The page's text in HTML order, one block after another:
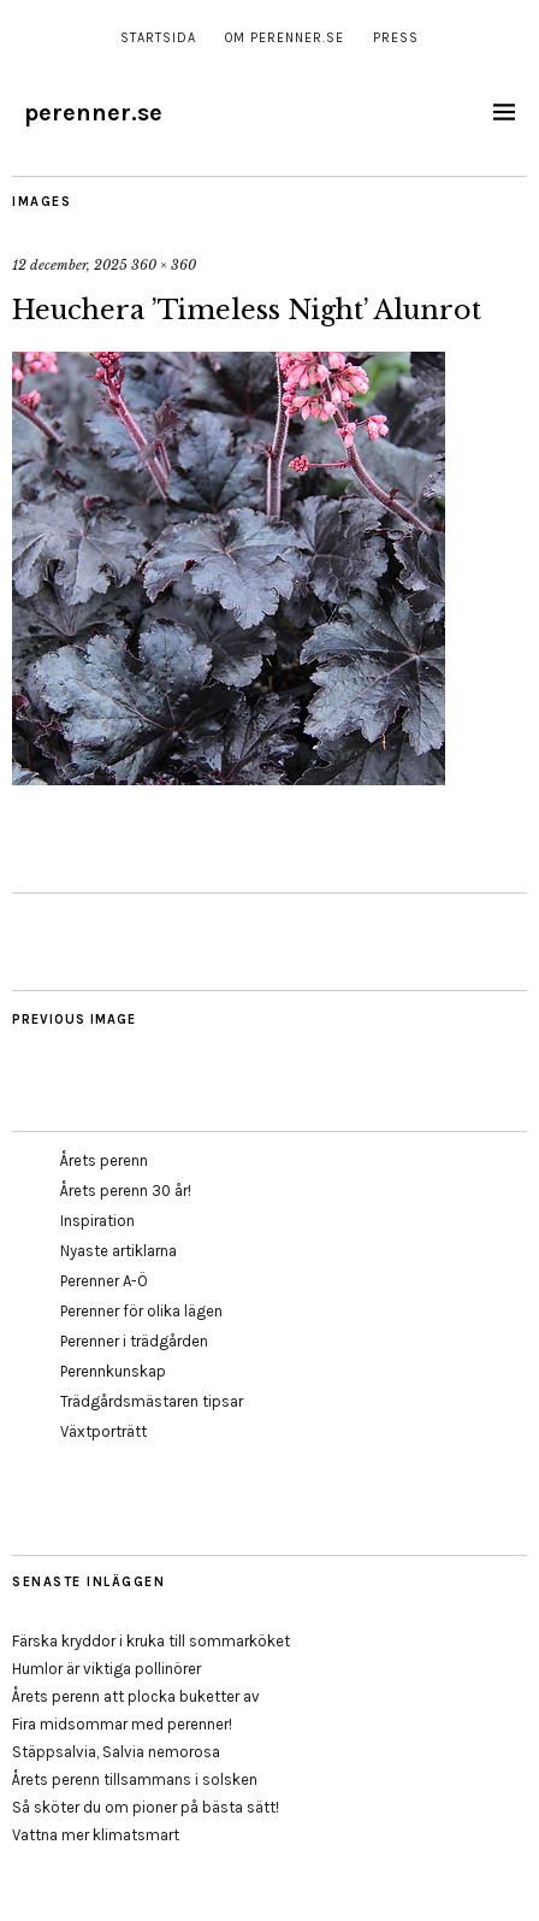
STARTSIDA OM PERENNER.SE PRESS
perenner.se
IMAGES
12 december, 2025 360 × 360
Heuchera ’Timeless Night’ Alunrot
PREVIOUS IMAGE
Årets perenn
Årets perenn 30 år!
Inspiration
Nyaste artiklarna
Perenner A-Ö
Perenner för olika lägen
Perenner i trädgården
Perennkunskap
Trädgårdsmästaren tipsar
Växtporträtt
SENASTE INLÄGGEN
Färska kryddor i kruka till sommarköket
Humlor är viktiga pollinörer
Årets perenn att plocka buketter av
Fira midsommar med perenner!
Stäppsalvia, Salvia nemorosa
Årets perenn tillsammans i solsken
Så sköter du om pioner på bästa sätt!
Vattna mer klimatsmart